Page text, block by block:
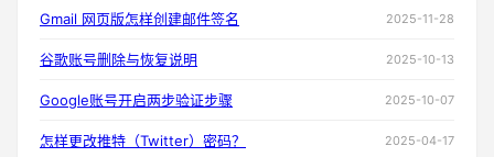
Gmail 网页版怎样创建邮件签名 2025-11-28
谷歌账号删除与恢复说明 2025-10-13
Google账号开启两步验证步骤 2025-10-07
怎样更改推特（Twitter）密码？ 2025-04-17